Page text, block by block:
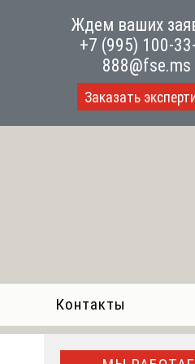
Ждем ваших
+7 (995) 100-
888@fse.ms
Заказать
Контакты